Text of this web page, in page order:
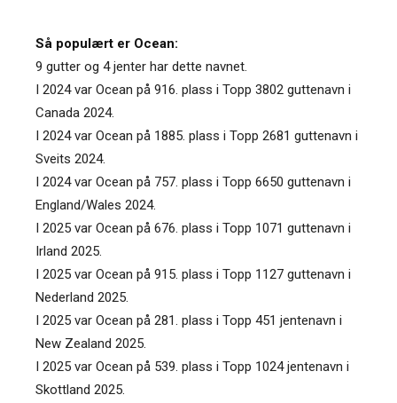
Så populært er Ocean:
9 gutter og 4 jenter har dette navnet.
I 2024 var Ocean på 916. plass i Topp 3802 guttenavn i
Canada 2024.
I 2024 var Ocean på 1885. plass i Topp 2681 guttenavn i
Sveits 2024.
I 2024 var Ocean på 757. plass i Topp 6650 guttenavn i
England/Wales 2024.
I 2025 var Ocean på 676. plass i Topp 1071 guttenavn i
Irland 2025.
I 2025 var Ocean på 915. plass i Topp 1127 guttenavn i
Nederland 2025.
I 2025 var Ocean på 281. plass i Topp 451 jentenavn i
New Zealand 2025.
I 2025 var Ocean på 539. plass i Topp 1024 jentenavn i
Skottland 2025.